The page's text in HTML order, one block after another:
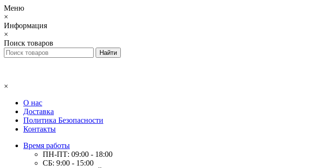
Меню
×
Информация
×
Поиск товаров
×
О нас
Доставка
Политика Безопасности
Контакты
Время работы
ПН-ПТ: 09:00 - 18:00
СБ: 9:00 - 15:00